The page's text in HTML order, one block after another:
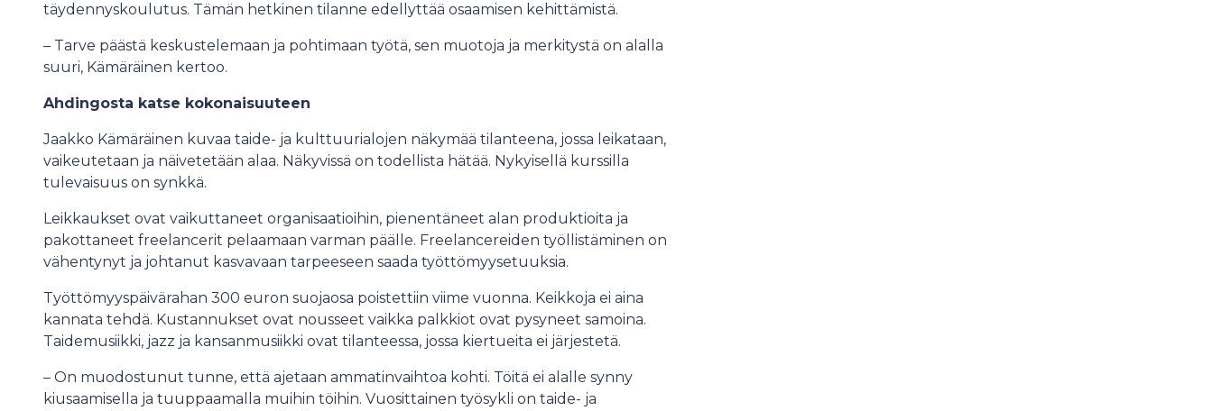
täydennyskoulutus. Tämän hetkinen tilanne edellyttää osaamisen kehittämistä.
– Tarve päästä keskustelemaan ja pohtimaan työtä, sen muotoja ja merkitystä on alalla
suuri, Kämäräinen kertoo.
Ahdingosta katse kokonaisuuteen
Jaakko Kämäräinen kuvaa taide- ja kulttuurialojen näkymää tilanteena, jossa leikataan,
vaikeutetaan ja näivetetään alaa. Näkyvissä on todellista hätää. Nykyisellä kurssilla
tulevaisuus on synkkä.
Leikkaukset ovat vaikuttaneet organisaatioihin, pienentäneet alan produktioita ja
pakottaneet freelancerit pelaamaan varman päälle. Freelancereiden työllistäminen on
vähentynyt ja johtanut kasvavaan tarpeeseen saada työttömyysetuuksia.
Työttömyyspäivärahan 300 euron suojaosa poistettiin viime vuonna. Keikkoja ei aina
kannata tehdä. Kustannukset ovat nousseet vaikka palkkiot ovat pysyneet samoina.
Taidemusiikki, jazz ja kansanmusiikki ovat tilanteessa, jossa kiertueita ei järjestetä.
– On muodostunut tunne, että ajetaan ammatinvaihtoa kohti. Töitä ei alalle synny
kiusaamisella ja tuuppaamalla muihin töihin. Vuosittainen työsykli on taide- ja